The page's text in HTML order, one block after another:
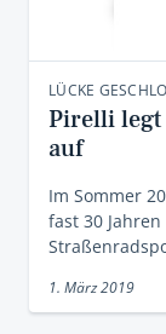
LÜCKE
Pirelli legt
auf
Im Sommer
fast 30
1. März 2019